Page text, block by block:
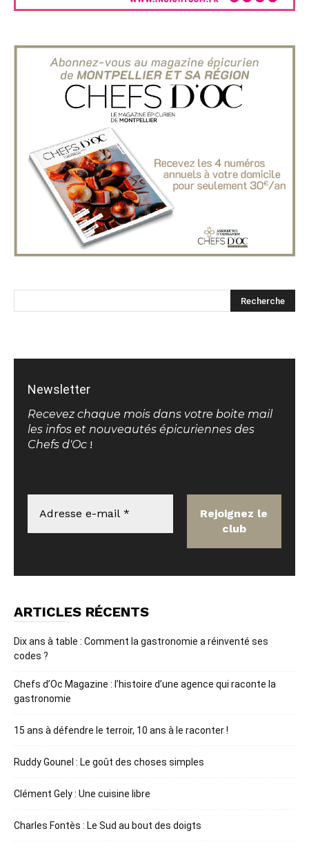
Newsletter
Recevez chaque mois dans votre boite mail
les infos et nouveautés épicuriennes des
Chefs d'Oc !
ARTICLES RÉCENTS
Dix ans à table : Comment la gastronomie a réinventé ses
codes ?
Chefs d’Oc Magazine : l’histoire d’une agence qui raconte la
gastronomie
15 ans à défendre le terroir, 10 ans à le raconter !
Ruddy Gounel : Le goût des choses simples
Clément Gely : Une cuisine libre
Charles Fontès : Le Sud au bout des doigts